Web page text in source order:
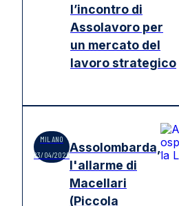
l’incontro di
Assolavoro per
un mercato del
lavoro strategico
MILANO
23/04/2026Assolombarda,
l'allarme di
Macellari
(Piccola